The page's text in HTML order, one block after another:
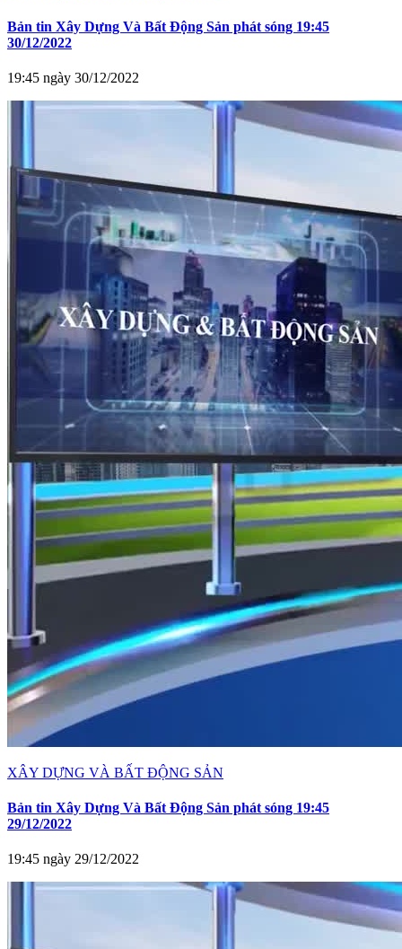
Bản tin Xây Dựng Và Bất Động Sản phát sóng 19:45
30/12/2022
19:45 ngày 30/12/2022
XÂY DỰNG VÀ BẤT ĐỘNG SẢN
Bản tin Xây Dựng Và Bất Động Sản phát sóng 19:45
29/12/2022
19:45 ngày 29/12/2022